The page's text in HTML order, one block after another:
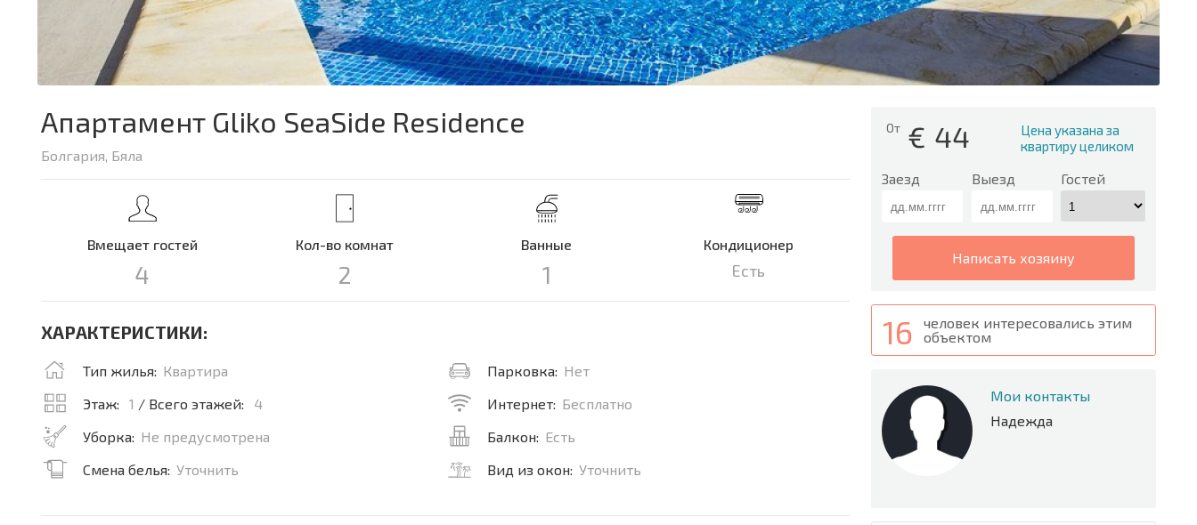
От € 44
Цена указана за
квартиру целиком
Заезд Выезд Гостей
написать хозяину
16
человек интересовались этим
объектом
Мои контакты
Надежда
Апартамент Gliko SeaSide Residence
Болгария, Бяла
Вмещает гостей
4
Кол-во комнат
2
Ванные
1
Кондиционер
Есть
ХАРАКТЕРИСТИКИ:
Тип жилья: Квартира
Этаж:
1 / Всего этажей:
4
Уборка: Не предусмотрена
Смена белья: Уточнить
Парковка: Нет
Интернет: Бесплатно
Балкон: Есть
Вид из окон: Уточнить